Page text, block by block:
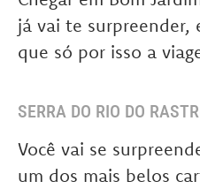
já vai te surpreender,
que só por isso a
SERRA DO RIO DO
Você vai se
um dos mais belos